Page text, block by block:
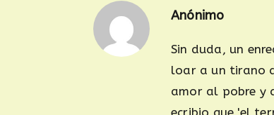
Anónimo
Sin duda, un
loar a un tirano
amor al pobre y
ecribio que 'el